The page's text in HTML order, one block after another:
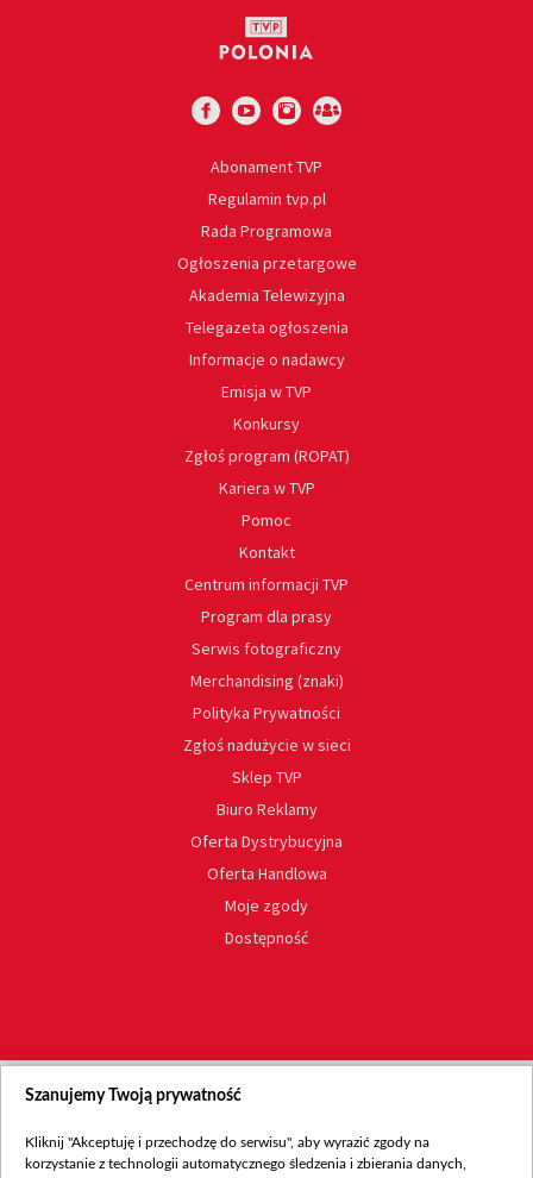
Abonament TVP
Regulamin tvp.pl
Rada Programowa
Ogłoszenia przetargowe
Akademia Telewizyjna
Telegazeta ogłoszenia
Informacje o nadawcy
Emisja w TVP
Konkursy
Zgłoś program (ROPAT)
Kariera w TVP
Pomoc
Kontakt
Centrum informacji TVP
Program dla prasy
Serwis fotograficzny
Merchandising (znaki)
Polityka Prywatności
Zgłoś nadużycie w sieci
Sklep TVP
Biuro Reklamy
Oferta Dystrybucyjna
Oferta Handlowa
Moje zgody
Dostępność
Szanujemy Twoją prywatność
Kliknij "Akceptuję i przechodzę do serwisu", aby wyrazić zgody na
korzystanie z technologii automatycznego śledzenia i zbierania danych,